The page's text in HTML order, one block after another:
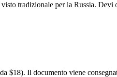
tradizionale per la Russia.
Il documento viene